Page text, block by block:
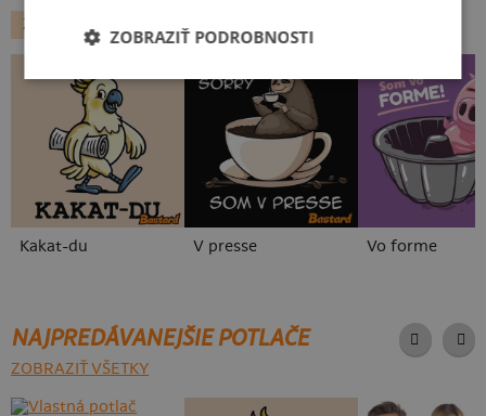
ZVIERATKÁ
MAČKY
Kakat-du V presse Vo forme
NAJPREDÁVANEJŠIE POTLAČE
ZOBRAZIŤ VŠETKY
ZOBRAZIŤ PODROBNOSTI